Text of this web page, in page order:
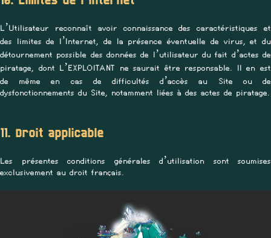
L’Utilisateur reconnaît avoir connaissance des caractéristiques et
des limites de l’Internet, de la présence éventuelle de virus, et du
détournement possible des données de l’utilisateur du fait d’actes de
piratage, dont L’EXPLOITANT ne saurait être responsable. Il en est
de même en cas de difficultés d’accès au Site ou de
dysfonctionnements du Site, notamment liées à des actes de piratage.
11. Droit applicable
Les présentes conditions générales d’utilisation sont soumises
exclusivement au droit français.